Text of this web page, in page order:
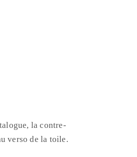
la contre-
verso de la toile.